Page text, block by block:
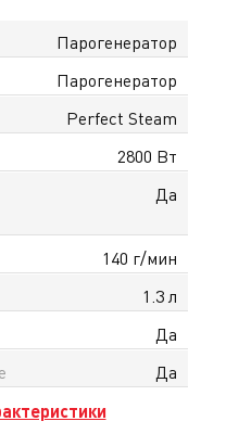
Парогенератор
Парогенератор
Perfect Steam
2800 Вт
Да
140 г/мин
1.3 л
Да
Да